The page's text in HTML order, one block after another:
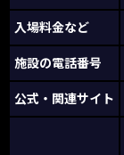
入場料金など
施設の電話番号
公式・関連サイト